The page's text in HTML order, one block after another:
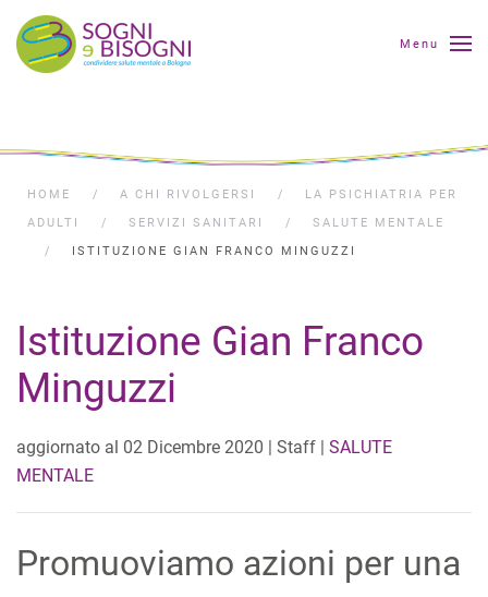
Menu
HOME A CHI RIVOLGERSI
LA PSICHIATRIA PER
ADULTI
SERVIZI SANITARI
SALUTE MENTALE
ISTITUZIONE GIAN FRANCO MINGUZZI
Istituzione Gian Franco
Minguzzi
aggiornato al 02 Dicembre 2020 | Staff | SALUTE
MENTALE
Promuoviamo azioni per una